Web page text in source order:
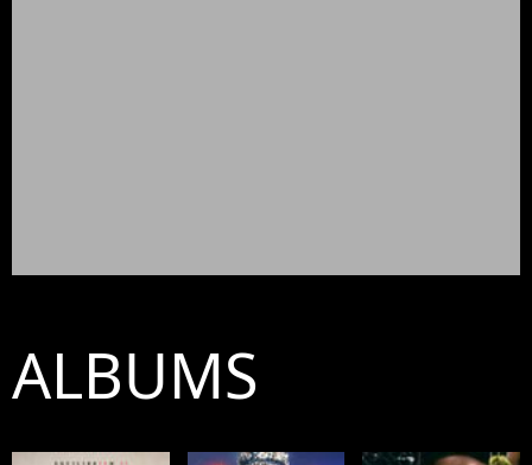
ALBUMS